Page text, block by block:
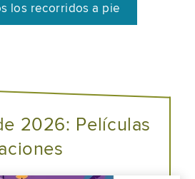
los recorridos a pie
2026: Películas